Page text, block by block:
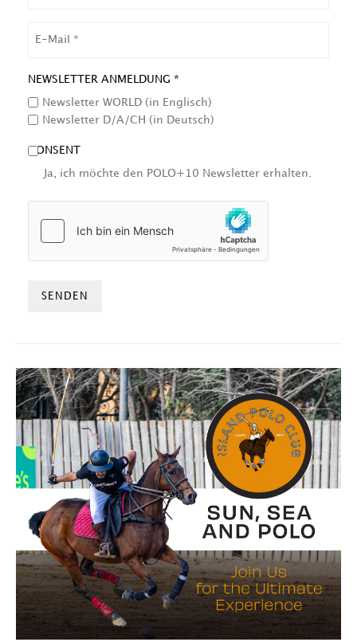
NEWSLETTER ANMELDUNG *
Newsletter WORLD (in Englisch)
Newsletter D/A/CH (in Deutsch)
CONSENT
Ja, ich möchte den POLO+10 Newsletter erhalten.